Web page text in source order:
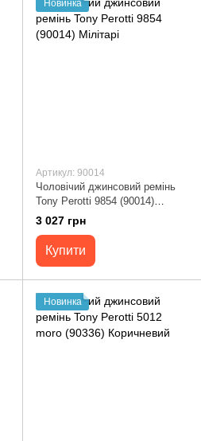
Новинка
Артикул: 90014
Чоловічий джинсовий ремінь
Tony Perotti 9854 (90014)
Мілітарі
3 027 грн
Купити
Новинка